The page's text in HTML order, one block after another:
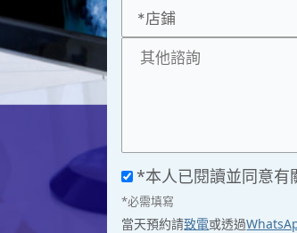
*本人已閱讀並同意有
*必需填寫
當天預約請致電或透過